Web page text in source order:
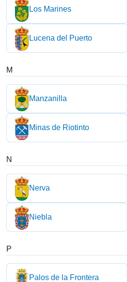
Los Marines
Lucena del Puerto
M
Manzanilla
Minas de Riotinto
N
Nerva
Niebla
P
Palos de la Frontera